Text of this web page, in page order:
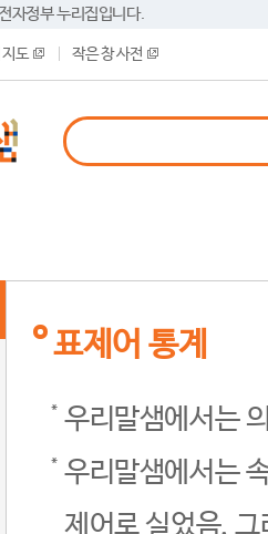
자정부 누리집입니다.
도 작은 창 사전
표제어 통계
우리말샘에서는
우리말샘에서는
제어로 실었음.